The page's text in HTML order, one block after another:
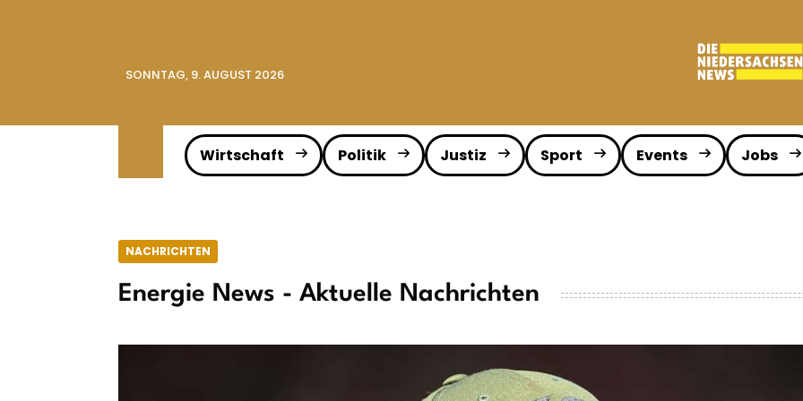
SONNTAG, 9. AUGUST 2026
Wirtschaft Politik Justiz Sport Events Jobs
NACHRICHTEN
Energie News - Aktuelle Nachrichten